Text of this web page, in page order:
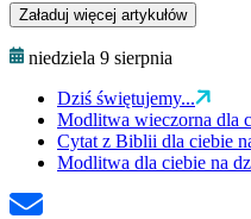
Załaduj więcej artykułów
niedziela 9 sierpnia
Dziś świętujemy...
Modlitwa wieczorna dla
Cytat z Biblii dla ciebie
Modlitwa dla ciebie na